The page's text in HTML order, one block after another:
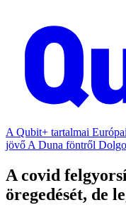
A Qubit+ tartalmai
jövő A Duna föntről
A covid
öregedését, de